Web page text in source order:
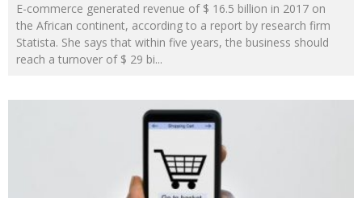
E-commerce generated revenue of $ 16.5 billion in 2017 on
the African continent, according to a report by research firm
Statista. She says that within five years, the business should
reach a turnover of $ 29 bi...